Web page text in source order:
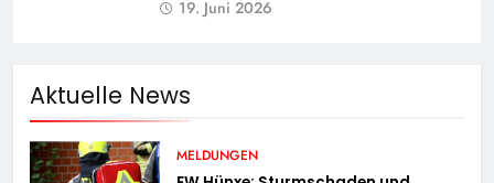
19. Juni 2026
Aktuelle News
MELDUNGEN